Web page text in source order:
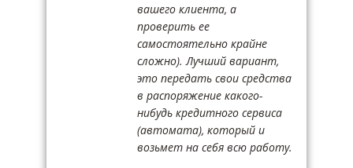
вашего клиента, а
проверить ее
самостоятельно крайне
сложно). Лучший вариант,
это передать свои средства
в распоряжение какого-
нибудь кредитного сервиса
(автомата), который и
возьмет на себя всю работу.